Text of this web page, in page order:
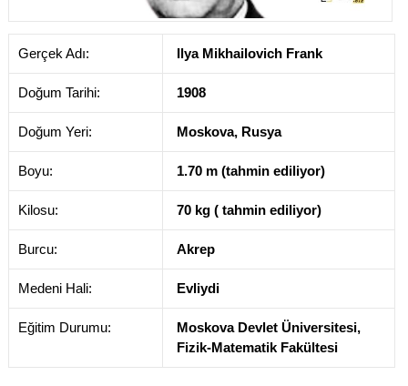
Gerçek Adı: Ilya Mikhailovich Frank
Doğum Tarihi: 1908
Doğum Yeri: Moskova, Rusya
Boyu: 1.70 m (tahmin ediliyor)
Kilosu: 70 kg ( tahmin ediliyor)
Burcu: Akrep
Medeni Hali: Evliydi
Eğitim Durumu:
Moskova Devlet Üniversitesi,
Fizik-Matematik Fakültesi